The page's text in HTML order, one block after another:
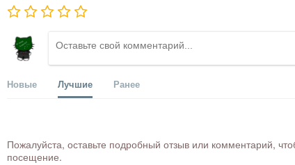
Новые Лучшие Ранее
Пожалуйста, оставьте подробный отзыв или комментарий,
посещение.